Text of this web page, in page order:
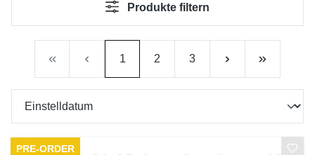
Produkte filtern
Seite
1 Seite
2 Seite
3
PRE-ORDER